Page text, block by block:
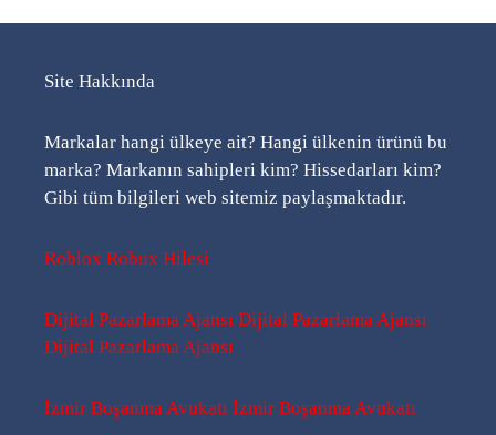
Site Hakkında
Markalar hangi ülkeye ait? Hangi ülkenin ürünü bu
marka? Markanın sahipleri kim? Hissedarları kim?
Gibi tüm bilgileri web sitemiz paylaşmaktadır.
Roblox Robux Hilesi
Dijital Pazarlama Ajansı Dijital Pazarlama Ajansı
Dijital Pazarlama Ajansı
İzmir Boşanma Avukatı İzmir Boşanma Avukatı